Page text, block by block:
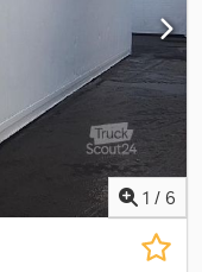
1 / 6